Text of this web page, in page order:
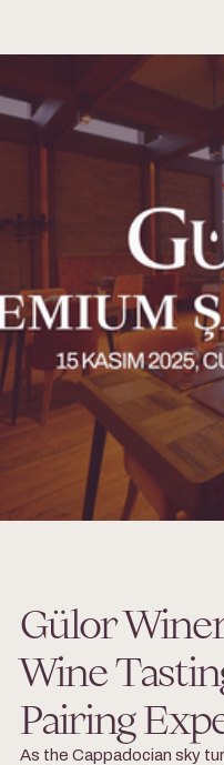
Gülor
Wine
Pairing
As the Cappadocian sky